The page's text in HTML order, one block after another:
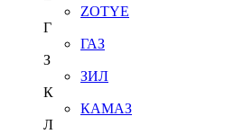
ZOTYE
Г
ГАЗ
З
ЗИЛ
К
КАМАЗ
Л